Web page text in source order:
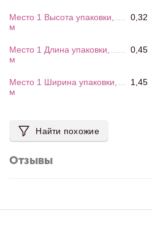
Место 1 Высота упаковки,
м
0,32
Место 1 Длина упаковки,
м
0,45
Место 1 Ширина упаковки,
м
1,45
Найти похожие
Отзывы